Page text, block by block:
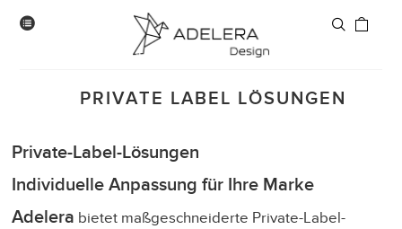
Suchen
PRIVATE LABEL LÖSUNGEN
Private-Label-Lösungen
Individuelle Anpassung für Ihre Marke
Adelera bietet maßgeschneiderte Private-Label-